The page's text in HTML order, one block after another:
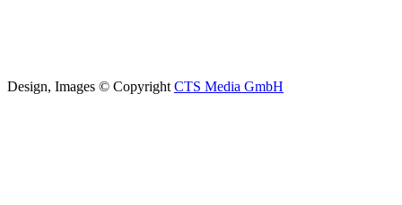
Design, Images © Copyright CTS Media GmbH